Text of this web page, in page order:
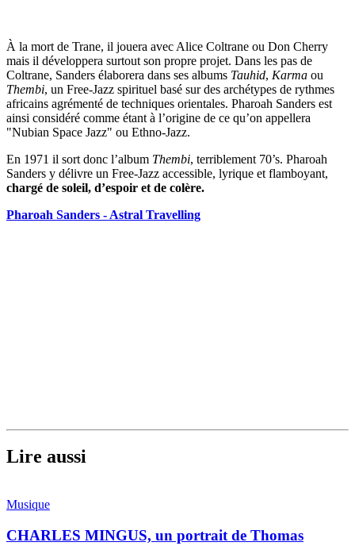
À la mort de Trane, il jouera avec Alice Coltrane ou Don Cherry
mais il développera surtout son propre projet. Dans les pas de
Coltrane, Sanders élaborera dans ses albums Tauhid, Karma ou
Thembi, un Free-Jazz spirituel basé sur des archétypes de rythmes
africains agrémenté de techniques orientales. Pharoah Sanders est
ainsi considéré comme étant à l’origine de ce qu’on appellera
"Nubian Space Jazz" ou Ethno-Jazz.
En 1971 il sort donc l’album Thembi, terriblement 70’s. Pharoah
Sanders y délivre un Free-Jazz accessible, lyrique et flamboyant,
chargé de soleil, d’espoir et de colère.
Pharoah Sanders - Astral Travelling
Lire aussi
Musique
CHARLES MINGUS, un portrait de Thomas